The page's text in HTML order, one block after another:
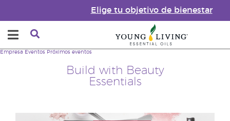
Elige tu objetivo de bienestar
Build with Beauty
Essentials
Empresa Eventos Próximos eventos